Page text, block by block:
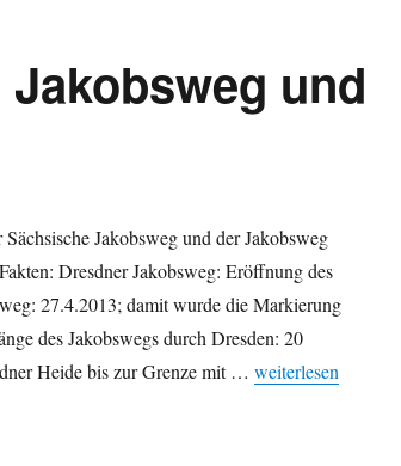
und
Jakobsweg und der Jakobsweg
Dresdner Jakobsweg: Eröffnung des
27.4.2013; damit wurde die Markierung
des Jakobswegs durch Dresden: 20
Heide bis zur Grenze mit … „Zur Eröffnung:
weiterlesen